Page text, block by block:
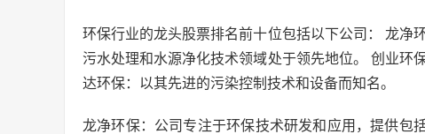
环保行业的龙头股票排名前十位包括以下公司： 龙净
污水处理和水源净化技术领域处于领先地位。 创业环
达环保：以其先进的污染控制技术和设备而知名。
龙净环保：公司专注于环保技术研发和应用，提供包